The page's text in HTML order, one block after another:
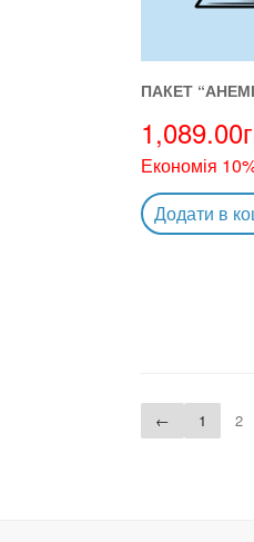
ПАКЕТ
1,089.00
Економія
Додати в
← 1 2